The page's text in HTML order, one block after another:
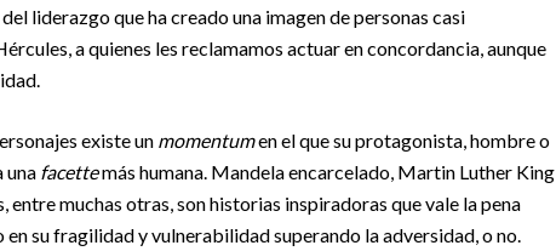
liderazgo que ha creado una imagen de personas casi
a quienes les reclamamos actuar en concordancia, aunque
existe un momentumen el que su protagonista, hombre o
una facettemás humana. Mandela encarcelado, Martin Luther King
muchas otras, son historias inspiradoras que vale la pena
su fragilidad y vulnerabilidad superando la adversidad, o no.